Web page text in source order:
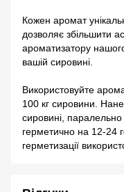
Кожен аромат
дозволяє збільшити
ароматизатору
вашій сировині.
Використовуйте
100 кг сировини.
сировині,
герметично на 12-24
герметизації